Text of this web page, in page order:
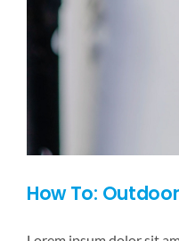
How To: